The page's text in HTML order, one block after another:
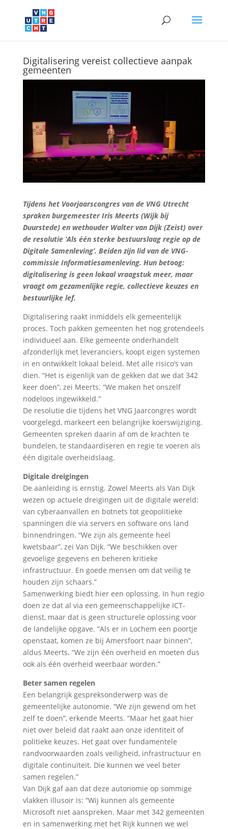
Digitalisering vereist collectieve aanpak
gemeenten
Tijdens het Voorjaarscongres van de VNG Utrecht
spraken burgemeester Iris Meerts (Wijk bij
Duurstede) en wethouder Walter van Dijk (Zeist) over
de resolutie ‘Als één sterke bestuurslaag regie op de
Digitale Samenleving’. Beiden zijn lid van de VNG-
commissie Informatiesamenleving. Hun betoog:
digitalisering is geen lokaal vraagstuk meer, maar
vraagt om gezamenlijke regie, collectieve keuzes en
bestuurlijke lef.
Digitalisering raakt inmiddels elk gemeentelijk
proces. Toch pakken gemeenten het nog grotendeels
individueel aan. Elke gemeente onderhandelt
afzonderlijk met leveranciers, koopt eigen systemen
in en ontwikkelt lokaal beleid. Met alle risico’s van
dien. “Het is eigenlijk van de gekken dat we dat 342
keer doen”, zei Meerts. “We maken het onszelf
nodeloos ingewikkeld.”
De resolutie die tijdens het VNG Jaarcongres wordt
voorgelegd, markeert een belangrijke koerswijziging.
Gemeenten spreken daarin af om de krachten te
bundelen, te standaardiseren en regie te voeren als
één digitale overheidslaag.
Digitale dreigingen
De aanleiding is ernstig. Zowel Meerts als Van Dijk
wezen op actuele dreigingen uit de digitale wereld:
van cyberaanvallen en botnets tot geopolitieke
spanningen die via servers en software ons land
binnendringen. “We zijn als gemeente heel
kwetsbaar”, zei Van Dijk. “We beschikken over
gevoelige gegevens en beheren kritieke
infrastructuur. En goede mensen om dat veilig te
houden zijn schaars.”
Samenwerking biedt hier een oplossing. In hun regio
doen ze dat al via een gemeenschappelijke ICT-
dienst, maar dat is geen structurele oplossing voor
de landelijke opgave. “Als er in Lochem een poortje
openstaat, komen ze bij Amersfoort naar binnen”,
aldus Meerts. “We zijn één overheid en moeten dus
ook als één overheid weerbaar worden.”
Beter samen regelen
Een belangrijk gespreksonderwerp was de
gemeentelijke autonomie. “We zijn gewend om het
zelf te doen”, erkende Meerts. “Maar het gaat hier
niet over beleid dat raakt aan onze identiteit of
politieke keuzes. Het gaat over fundamentele
randvoorwaarden zoals veiligheid, infrastructuur en
digitale continuïteit. Die kunnen we veel beter
samen regelen.”
Van Dijk gaf aan dat deze autonomie op sommige
vlakken illusoir is: “Wij kunnen als gemeente
Microsoft niet aanspreken. Maar met 342 gemeenten
en in samenwerking met het Rijk kunnen we wel